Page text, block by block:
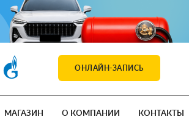
ОНЛАЙН-ЗАПИСЬ
МАГАЗИН О КОМПАНИИ КОНТАКТЫ